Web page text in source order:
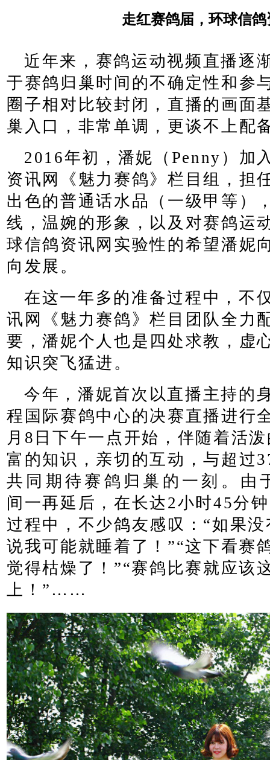
走红赛鸽届，环球信
近年来，赛鸽运动视频直播逐
于赛鸽归巢时间的不确定性和参
圈子相对比较封闭，直播的画面
巢入口，非常单调，更谈不上配
2016年初，潘妮（ Penny ）加
资讯网《魅力赛鸽》栏目组，担
出色的普通话水品（一级甲等）
线，温婉的形象，以及对赛鸽运
球信鸽资讯网实验性的希望潘妮
向发展。
在这一年多的准备过程中，不
讯网《魅力赛鸽》栏目团队全力
要，潘妮个人也是四处求教，虚
知识突飞猛进。
今年，潘妮首次以直播主持的
程国际赛鸽中心的决赛直播进行
月 8 日下午一点开始，伴随着活
富的知识，亲切的互动，与超过
共同期待赛鸽归巢的一刻。由
间一再延后，在长达2小时45分
过程中，不少鸽友感叹：“如果
说我可能就睡着了！”“这下看赛
觉得枯燥了！”“赛鸽比赛就应该
上！” ……